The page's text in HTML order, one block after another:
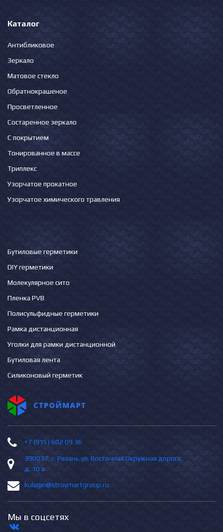
Каталог
Антибликовое
Зеркало
Матовое стекло
Обратнокрашеное
Просветленное
Состаренное зеркало
С покрытием
Тонированное в массе
Триплекс
Узорчатое прокатное
Узорчатое химического травления
Бутиловые герметики
DIY герметики
Молекулярное сито
Пленка PVB
Полисульфидные герметики
Рамка дистанционная
Уголки для рамки дистанционной
Бутиловая лента
Силиконовый герметик
+7 (915) 602 09 36
390037, г. Рязань,ул. Восточная Окружная дорога,
д. 10 а
kulagin@stroymartgroup.ru
Мы в соцсетях